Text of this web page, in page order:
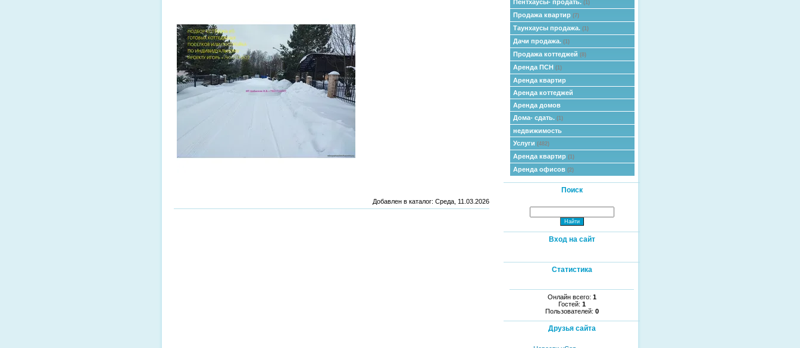
Добавлен в каталог: Среда, 11.03.2026
Пентхаусы- продать. (1)
Продажа квартир (7)
Таунхаусы продажа. (1)
Дачи продажа. (1)
Продажа коттеджей (8)
Аренда ПСН (1)
Аренда квартир
Аренда коттеджей
Аренда домов
Дома- сдать. (1)
недвижимость
Услуги (482)
Аренда квартир (1)
Аренда офисов (2)
Поиск
Вход на сайт
Статистика
Онлайн всего: 1
Гостей: 1
Пользователей: 0
Друзья сайта